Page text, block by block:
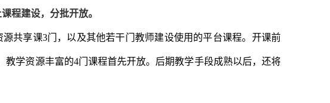
程建设，分批开放。
源共享课3门，以及其他若干门教师建设使用的平台课程。开课前
学资源丰富的4门课程首先开放。后期教学手段成熟以后，还将